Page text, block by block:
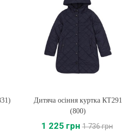
Дитяча осіння куртка КТ291
(800)
1 225 грн 1 736 грн